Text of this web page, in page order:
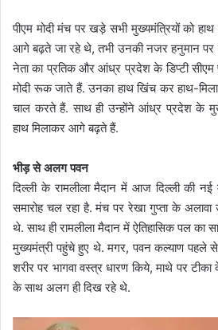
पीएम मोदी मंच पर खड़े सभी मुख्यमंत्रियों को
आगे बढ़ते जा रहे थे, तभी उनकी नजर हनुमान पर
नेता का प्रतिक और आंध्र प्रदेश के डिप्टी सीएम
मोदी रूक जाते हैं. उनका हाथ खिंच कर हाथ-
चाल करते हैं. साथ ही उन्होंने आंध्र प्रदेश के
हाथ मिलाकर आगे बढ़ते हैं.
भीड़ से अलग पवन
दिल्ली के रामलीला मैदान में आज दिल्ली की
समारोह चल रहा है. मंच पर रेखा गुप्ता के
थे. साथ ही रामलीला मैदान में ऐतिहासिक पल का
मुख्यमंत्री पहुंचे हुए थे. मगर, पवन कल्याण
शरीर पर भागवा वस्त्र धारण किये, माथे पर
के साथ अलग ही दिख रहे थे.